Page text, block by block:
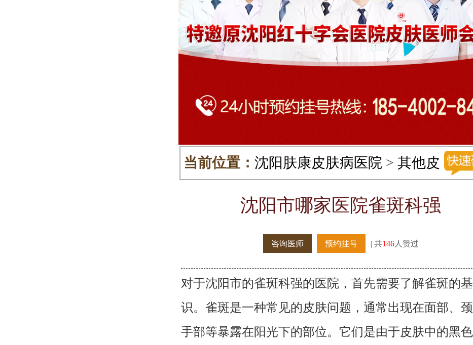
当前位置： 沈阳肤康皮肤病医院 > 其他皮
雀斑 >
沈阳市哪家医院雀斑科强
咨询医师 预约挂号 | 共146人赞过
对于沈阳市的雀斑科强的医院，首先需要了解雀斑的
识。雀斑是一种常见的皮肤问题，通常出现在面部、
手部等暴露在阳光下的部位。它们是由于皮肤中的黑